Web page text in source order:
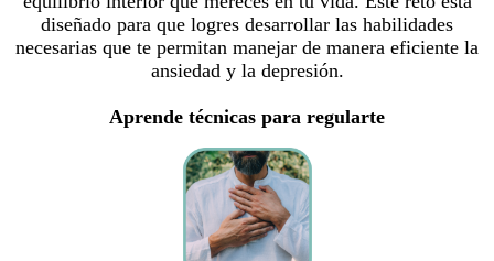
diseñado para que logres desarrollar las habilidades
necesarias que te permitan manejar de manera eficiente la
ansiedad y la depresión.
Aprende técnicas para regularte